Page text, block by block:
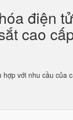
điện
cao
với nhu cầu của